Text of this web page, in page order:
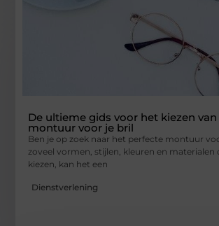
De ultieme gids voor het kiezen
montuur voor je bril
Ben je op zoek naar het perfecte montuur
zoveel vormen, stijlen, kleuren en materialen
kiezen, kan het een
Dienstverlening